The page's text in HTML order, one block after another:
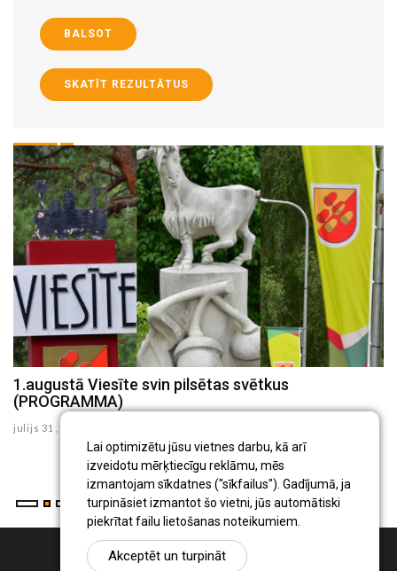
Lai optimizētu jūsu vietnes darbu, kā arī
izveidotu mērķtiecīgu reklāmu, mēs
izmantojam sīkdatnes ("sīkfailus"). Gadījumā, ja
turpināsiet izmantot šo vietni, jūs automātiski
piekrītat failu lietošanas noteikumiem.
Akceptēt un turpināt
BALSOT
SKATĪT REZULTĀTUS
1.augustā Viesīte svin pilsētas svētkus
(PROGRAMMA)
julijs 31 , 2026